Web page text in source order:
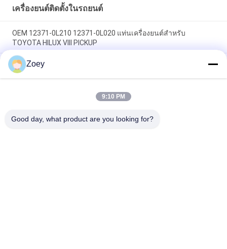
เครื่องยนต์ติดตั้งในรถยนต์
OEM 12371-0L210 12371-0L020 แท่นเครื่องยนต์สำหรับ
TOYOTA HILUX VIII PICKUP
OEM 12361-31210 1236131210 การติดตั้งเครื่องยนต์สําหรับ
TOYOTA ALPHARD / VELLFIRE
OEM 12305-0P010 12305-31070 12305-31080 ฐานเครื่องยนต์
Zoey
9:10 PM
Good day, what product are you looking for?